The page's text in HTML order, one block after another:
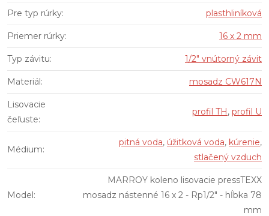
Pre typ rúrky: plasthliníková
Priemer rúrky: 16 x 2 mm
Typ závitu: 1/2" vnútorný závit
Materiál: mosadz CW617N
Lisovacie
čeľuste:
profil TH, profil U
Médium:
pitná voda, úžitková voda, kúrenie,
stlačený vzduch
Model:
MARROY koleno lisovacie pressTEXX
mosadz nástenné 16 x 2 - Rp1/2" - hĺbka 78
mm